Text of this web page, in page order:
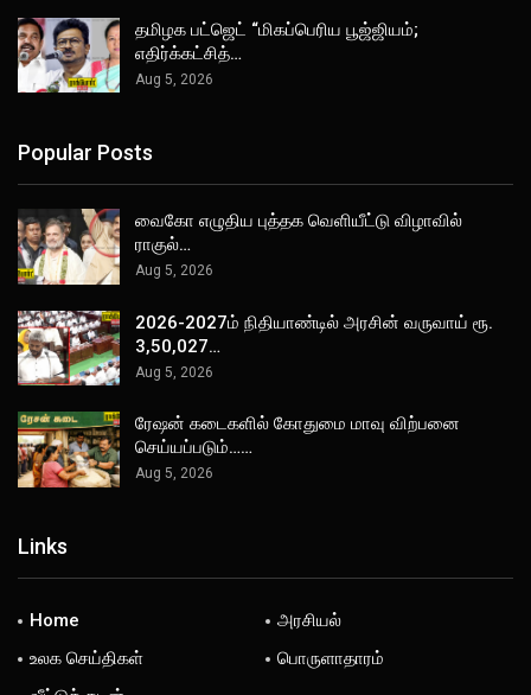
தமிழக பட்ஜெட் “மிகப்பெரிய பூஜ்ஜியம்;
எதிர்க்கட்சித்…
Aug 5, 2026
Popular Posts
வைகோ எழுதிய புத்தக வெளியீட்டு விழாவில்
ராகுல்…
Aug 5, 2026
2026-2027ம் நிதியாண்டில் அரசின் வருவாய் ரூ.
3,50,027…
Aug 5, 2026
ரேஷன் கடைகளில் கோதுமை மாவு விற்பனை
செய்யப்படும்……
Aug 5, 2026
Links
Home
அரசியல்
உலக செய்திகள்
பொருளாதாரம்